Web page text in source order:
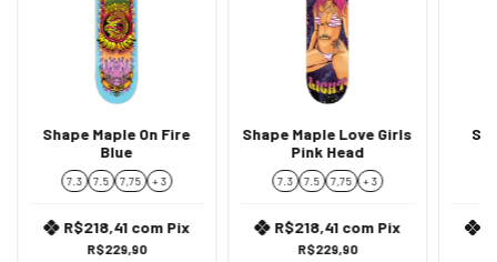
Shape Maple On Fire
Blue
7.3 7.5 7,75 + 3
R$229,90
R$218,41 com Pix
Shape Maple Love Girls
Pink Head
7.3 7.5 7,75 + 3
R$229,90
R$218,41 com Pix